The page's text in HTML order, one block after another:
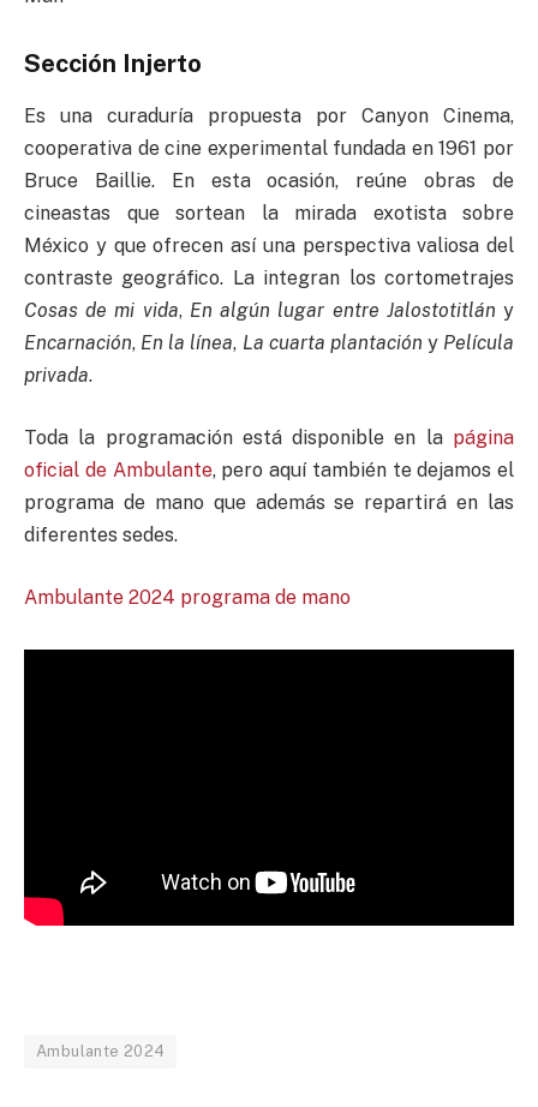
Sección Injerto
Es una curaduría propuesta por Canyon Cinema,
cooperativa de cine experimental fundada en 1961 por
Bruce Baillie. En esta ocasión, reúne obras de
cineastas que sortean la mirada exotista sobre
México y que ofrecen así una perspectiva valiosa del
contraste geográfico. La integran los cortometrajes
Cosas de mi vida, En algún lugar entre Jalostotitlán y
Encarnación, En la línea, La cuarta plantación y Película
privada.
Toda la programación está disponible en la página
oficial de Ambulante, pero aquí también te dejamos el
programa de mano que además se repartirá en las
diferentes sedes.
Ambulante 2024 programa de mano
Ambulante 2024